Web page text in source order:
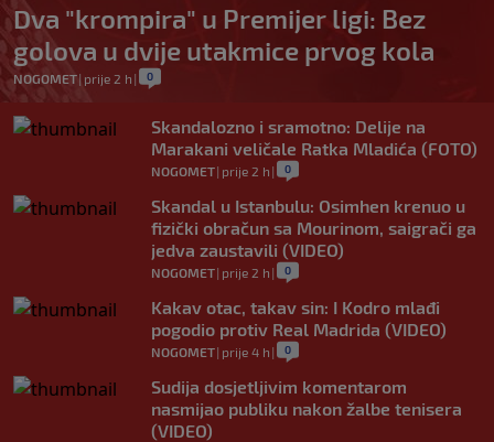
Dva "krompira" u Premijer ligi: Bez
golova u dvije utakmice prvog kola
NOGOMET| prije 2 h | 0
Skandalozno i sramotno: Delije na
Marakani veličale Ratka Mladića (FOTO)
NOGOMET| prije 2 h | 0
Skandal u Istanbulu: Osimhen krenuo u
fizički obračun sa Mourinom, saigrači ga
jedva zaustavili (VIDEO)
NOGOMET| prije 2 h | 0
Kakav otac, takav sin: I Kodro mlađi
pogodio protiv Real Madrida (VIDEO)
NOGOMET| prije 4 h | 0
Sudija dosjetljivim komentarom
nasmijao publiku nakon žalbe tenisera
(VIDEO)